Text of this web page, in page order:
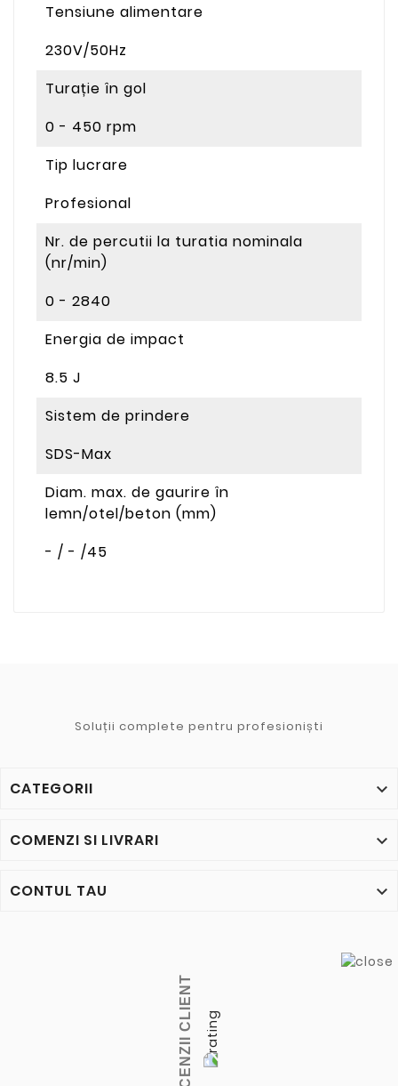
Tensiune alimentare
230V/50Hz
Turație în gol
0 - 450 rpm
Tip lucrare
Profesional
Nr. de percutii la turatia nominala
(nr/min)
0 - 2840
Energia de impact
8.5 J
Sistem de prindere
SDS-Max
Diam. max. de gaurire în
lemn/otel/beton (mm)
- / - /45
Soluții complete pentru profesioniști
CATEGORII 
COMENZI SI LIVRARI 
CONTUL TAU 
RECENZII CLIENT